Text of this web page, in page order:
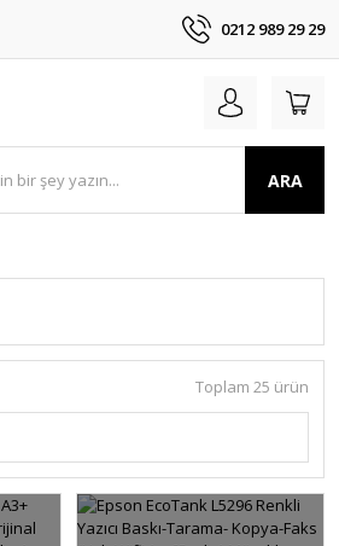
0212 989 29 29
ARA
Toplam 25 ürün